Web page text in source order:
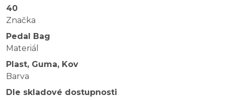
40
Značka
Pedal Bag
Materiál
Plast, Guma, Kov
Barva
Dle skladové dostupnosti